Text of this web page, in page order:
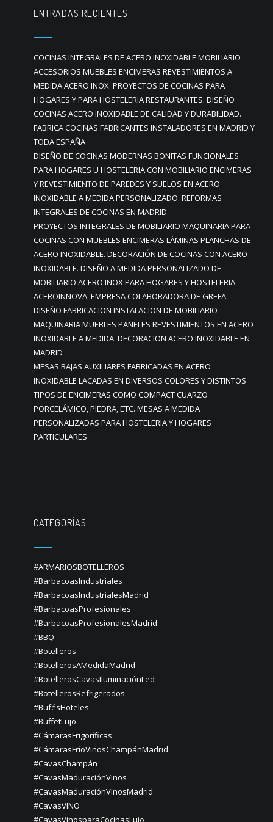
ENTRADAS RECIENTES
COCINAS INTEGRALES DE ACERO INOXIDABLE MOBILIARIO
ACCESORIOS MUEBLES ENCIMERAS REVESTIMIENTOS A
MEDIDA ACERO INOX. PROYECTOS DE COCINAS PARA
HOGARES Y PARA HOSTELERIA RESTAURANTES. DISEÑO
COCINAS ACERO INOXIDABLE DE CALIDAD Y DURABILIDAD.
FABRICA COCINAS FABRICANTES INSTALADORES EN MADRID Y
TODA ESPAÑA
DISEÑO DE COCINAS MODERNAS BONITAS FUNCIONALES
PARA HOGARES U HOSTELERIA CON MOBILIARIO ENCIMERAS
Y REVESTIMIENTO DE PAREDES Y SUELOS EN ACERO
INOXIDABLE A MEDIDA PERSONALIZADO. REFORMAS
INTEGRALES DE COCINAS EN MADRID.
PROYECTOS INTEGRALES DE MOBILIARIO MAQUINARIA PARA
COCINAS CON MUEBLES ENCIMERAS LÁMINAS PLANCHAS DE
ACERO INOXIDABLE. DECORACIÓN DE COCINAS CON ACERO
INOXIDABLE. DISEÑO A MEDIDA PERSONALIZADO DE
MOBILIARIO ACERO INOX PARA HOGARES Y HOSTELERIA
ACEROINNOVA, EMPRESA COLABORADORA DE GREFA.
DISEÑO FABRICACION INSTALACION DE MOBILIARIO
MAQUINARIA MUEBLES PANELES REVESTIMIENTOS EN ACERO
INOXIDABLE A MEDIDA. DECORACION ACERO INOXIDABLE EN
MADRID
MESAS BAJAS AUXILIARES FABRICADAS EN ACERO
INOXIDABLE LACADAS EN DIVERSOS COLORES Y DISTINTOS
TIPOS DE ENCIMERAS COMO COMPACT CUARZO
PORCELÁMICO, PIEDRA, ETC. MESAS A MEDIDA
PERSONALIZADAS PARA HOSTELERIA Y HOGARES
PARTICULARES
CATEGORÍAS
#ARMARIOSBOTELLEROS
#BarbacoasIndustriales
#BarbacoasIndustrialesMadrid
#BarbacoasProfesionales
#BarbacoasProfesionalesMadrid
#BBQ
#Botelleros
#BotellerosAMedidaMadrid
#BotellerosCavasIluminaciónLed
#BotellerosRefrigerados
#BufésHoteles
#BuffetLujo
#CámarasFrigoríficas
#CámarasFríoVinosChampánMadrid
#CavasChampán
#CavasMaduraciónVinos
#CavasMaduraciónVinosMadrid
#CavasVINO
#CavasVinosparaCocinasLujo